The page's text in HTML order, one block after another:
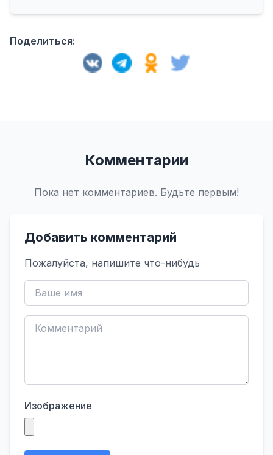
Поделиться:
Комментарии
Пока нет комментариев. Будьте первым!
Добавить комментарий
Пожалуйста, напишите что-нибудь
Изображение